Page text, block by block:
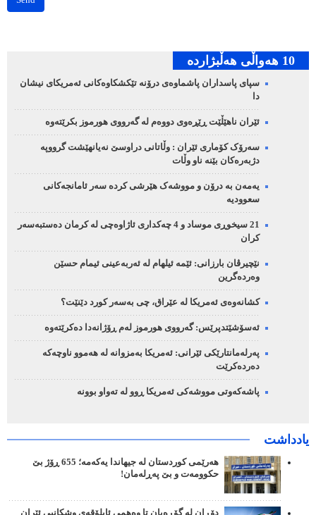
10 هه‌واڵی هه‌ڵبژارده‌
سپای پاسداران پاشماوەی درۆنە تێکشکاوەکانی ئەمریکای نیشان
دا
ئێران ناهێڵێت ڕێڕەوی دووەم لە گەرووی هورموز بکرێتەوە
سەرۆک کۆماری ئێران : وڵاتانی دراوسێ نەیانهێشت گرووپە
دژبەرەکان بێنە ناو وڵات
یەمەن بە درۆن و مووشەک هێرشی کردە سەر ئامانجەکانی
سعوودیە
21 سیخوڕی موساد و 4 چەکداری ئاژاوەچی لە کرمان دەستبەسەر
کران
نێچیرڤان بارزانی: ئێمە ئیلهام لە ئەربەعینی ئیمام حسێن
وەردەگرین
کشانەوەی ئەمریکا لە عێراق، چی بەسەر کورد دێنێت؟
ئەسۆشێتدپرێس: گەرووی هورموز لەم ڕۆژانەدا دەکرێتەوە
پەرلەمانتارێکی ئێرانی: ئەمریکا بەمزوانە لە هەموو ناوچەکە
دەردەکرێت
پاشەکەوتی مووشەکی ئەمریکا ڕوو لە تەواو بوونە
یادداشت
هەرێمی کوردستان لە جیهاندا یەکەمە؛ 655 ڕۆژ بێ
حکوومەت و بێ پەڕلەمان!
دۆڕان لە گۆڕەپان تا وەهمی ئابلۆقەی وشکانیی ئێران